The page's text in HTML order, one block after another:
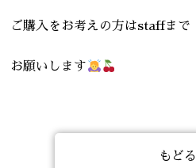
ご購入をお考えの方はstaffまで
お願いします
もどる